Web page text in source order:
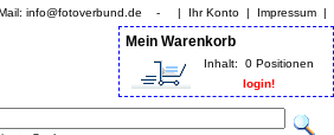
Mail: info@fotoverbund.de - | Ihr Konto | Impressum |
Mein Warenkorb
Inhalt:
0 Positionen
login!